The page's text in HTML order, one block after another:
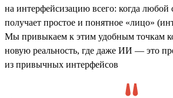
на интерфейсизацию всего: когда
получает простое и понятное «лицо»
Мы привыкаем к этим удобным точкам
новую реальность, где даже ИИ — это
из привычных интерфейсов